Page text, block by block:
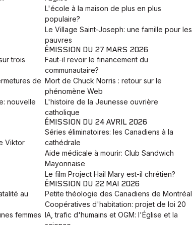
L'école à la maison de plus en plus
populaire?
Le Village Saint-Joseph: une famille pour les
pauvres
trois
de
nouvelle
ÉMISSION DU 27 MARS 2026
Faut-il revoir le financement du
communautaire?
Mort de Chuck Norris : retour sur le
phénomène Web
L'histoire de la Jeunesse ouvrière
catholique
Viktor
ÉMISSION DU 24 AVRIL 2026
Séries éliminatoires: les Canadiens à la
cathédrale
Aide médicale à mourir: Club Sandwich
Mayonnaise
Le film Project Hail Mary est-il chrétien?
au
femmes
ÉMISSION DU 22 MAI 2026
Petite théologie des Canadiens de Montréal
Coopératives d'habitation: projet de loi 20
IA, trafic d'humains et OGM: l'Église et la